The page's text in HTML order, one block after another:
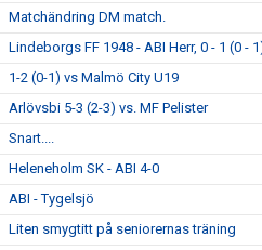
Matchändring DM match.
Lindeborgs FF 1948 - ABI Herr, 0 - 1 (0 -
1-2 (0-1) vs Malmö City U19
Arlövsbi 5-3 (2-3) vs. MF Pelister
Snart....
Heleneholm SK - ABI 4-0
ABI - Tygelsjö
Liten smygtitt på seniorernas träning